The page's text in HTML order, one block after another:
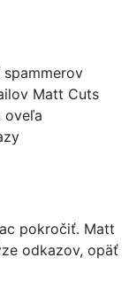
Matt Cuts
oveľa
pokročiť. Matt
odkazov, opäť